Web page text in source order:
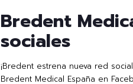
Bredent
sociales
¡Bredent estrena nueva red
Bredent Medical España en